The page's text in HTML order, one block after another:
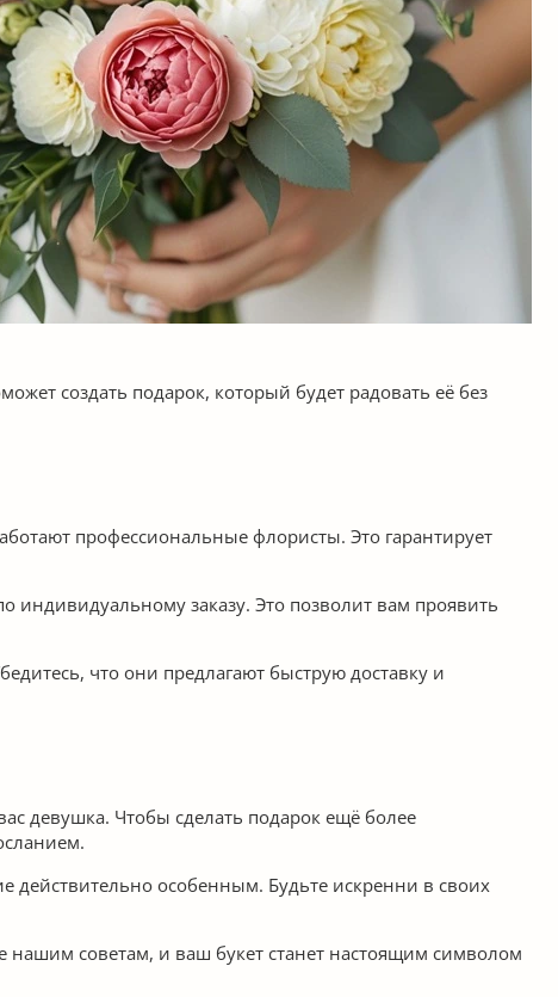
создать подарок, который будет радовать её без
профессиональные флористы. Это гарантирует
индивидуальному заказу. Это позволит вам проявить
что они предлагают быструю доставку и
девушка. Чтобы сделать подарок ещё более
действительно особенным. Будьте искренни в своих
советам, и ваш букет станет настоящим символом